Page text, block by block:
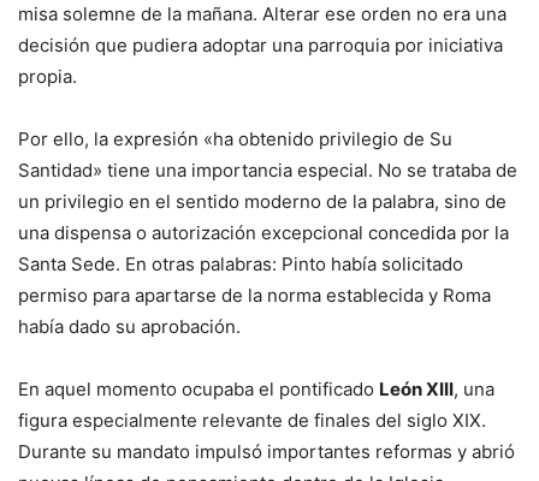
misa solemne de la mañana. Alterar ese orden no era una
decisión que pudiera adoptar una parroquia por iniciativa
propia.
Por ello, la expresión «ha obtenido privilegio de Su
Santidad» tiene una importancia especial. No se trataba de
un privilegio en el sentido moderno de la palabra, sino de
una dispensa o autorización excepcional concedida por la
Santa Sede. En otras palabras: Pinto había solicitado
permiso para apartarse de la norma establecida y Roma
había dado su aprobación.
En aquel momento ocupaba el pontificado León XIII, una
figura especialmente relevante de finales del siglo XIX.
Durante su mandato impulsó importantes reformas y abrió